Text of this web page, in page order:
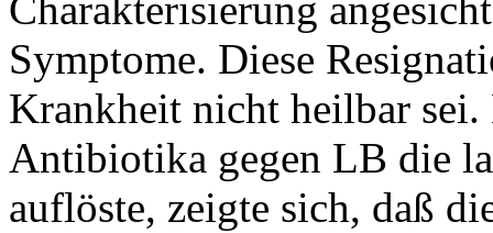
Symptome. Diese
Krankheit nicht heilbar sei.
Antibiotika gegen LB die
auflöste, zeigte sich, daß